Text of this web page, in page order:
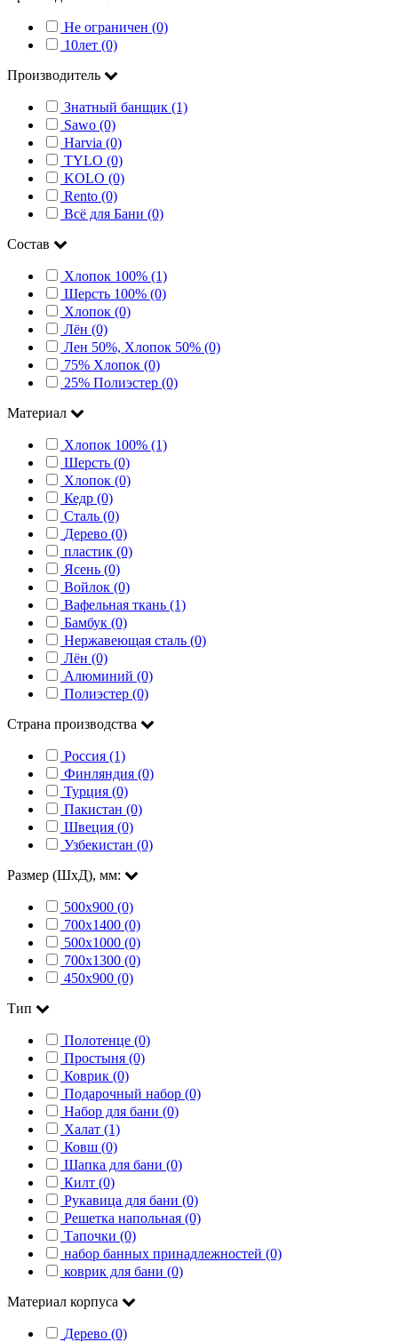
Не ограничен (0)
10лет (0)
Производитель
Знатный банщик (1)
Sawo (0)
Harvia (0)
TYLO (0)
KOLO (0)
Rento (0)
Всё для Бани (0)
Состав
Хлопок 100% (1)
Шерсть 100% (0)
Хлопок (0)
Лён (0)
Лен 50%, Хлопок 50% (0)
75% Хлопок (0)
25% Полиэстер (0)
Материал
Хлопок 100% (1)
Шерсть (0)
Хлопок (0)
Кедр (0)
Сталь (0)
Дерево (0)
пластик (0)
Ясень (0)
Войлок (0)
Вафельная ткань (1)
Бамбук (0)
Нержавеющая сталь (0)
Лён (0)
Алюминий (0)
Полиэстер (0)
Страна производства
Россия (1)
Финляндия (0)
Турция (0)
Пакистан (0)
Швеция (0)
Узбекистан (0)
Размер (ШхД), мм:
500х900 (0)
700х1400 (0)
500х1000 (0)
700х1300 (0)
450х900 (0)
Тип
Полотенце (0)
Простыня (0)
Коврик (0)
Подарочный набор (0)
Набор для бани (0)
Халат (1)
Ковш (0)
Шапка для бани (0)
Килт (0)
Рукавица для бани (0)
Решетка напольная (0)
Тапочки (0)
набор банных принадлежностей (0)
коврик для бани (0)
Материал корпуса
Дерево (0)